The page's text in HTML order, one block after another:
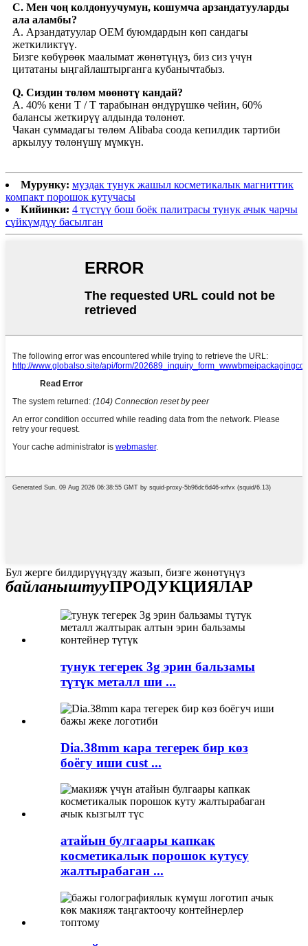
С. Мен чоң колдонуучумун, кошумча арзандатууларды
ала аламбы?
A. Арзандатуулар OEM буюмдардын көп сандагы
жеткиликтүү.
Бизге көбүрөөк маалымат жөнөтүңүз, биз сиз үчүн
цитатаны ыңгайлаштырганга кубанычтабыз.
Q. Сиздин төлөм мөөнөтү кандай?
A. 40% кени T / T тарабынан өндүрүшкө чейин, 60%
балансы жеткирүү алдында төлөнөт.
Чакан суммадагы төлөм Alibaba соода кепилдик тартиби
аркылуу төлөнүшү мүмкүн.
Мурунку: муздак тунук жашыл косметикалык магниттик
компакт порошок кутучасы
Кийинки: 4 түстүү бош боёк палитрасы тунук ачык чарчы
сүйкүмдүү басылган
Бул жерге билдирүүңүздү жазып, бизге жөнөтүңүз
байланыштууПРОДУКЦИЯЛАР
тунук тегерек 3g эрин бальзамы
түтүк металл ши ...
Dia.38mm кара тегерек бир көз
боёгу иши cust ...
атайын булгаары капкак
косметикалык порошок кутусу
жалтырабаган ...